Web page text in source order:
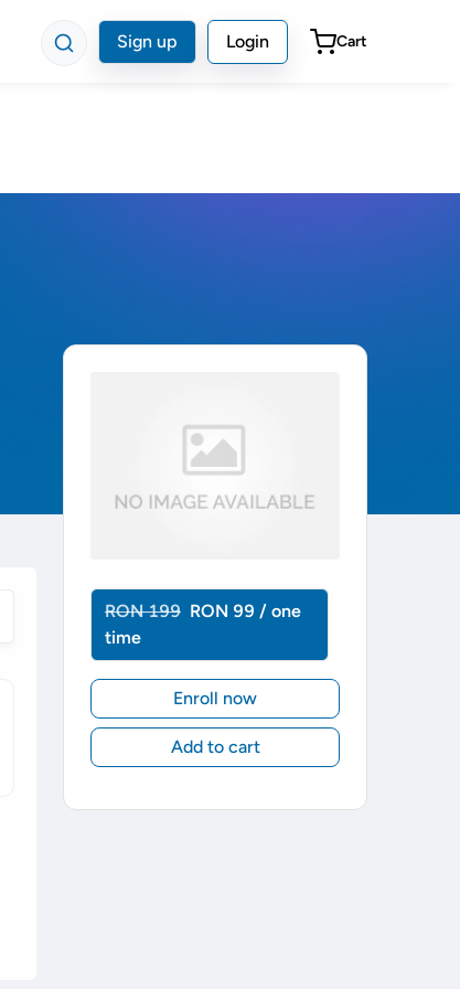
Sign up Login Cart
RON 199 RON 99 / one
time
Enroll now
Add to cart